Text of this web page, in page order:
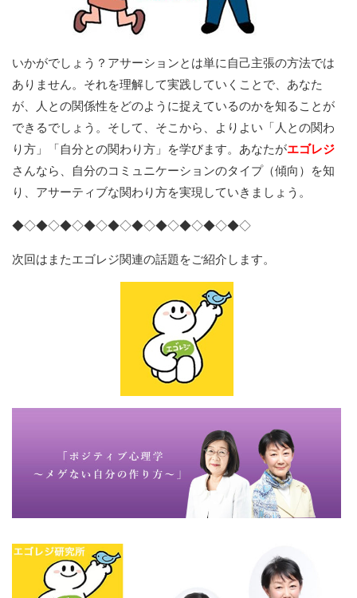
いかがでしょう？アサーションとは単に自己主張の方法では
ありません。それを理解して実践していくことで、あなた
が、人との関係性をどのように捉えているのかを知ることが
できるでしょう。そして、そこから、よりよい「人との関わ
り方」「自分との関わり方」を学びます。あなたがエゴレジ
さんなら、自分のコミュニケーションのタイプ（傾向）を知
り、アサーティブな関わり方を実現していきましょう。
◆◇◆◇◆◇◆◇◆◇◆◇◆◇◆◇◆◇◆◇
次回はまたエゴレジ関連の話題をご紹介します。